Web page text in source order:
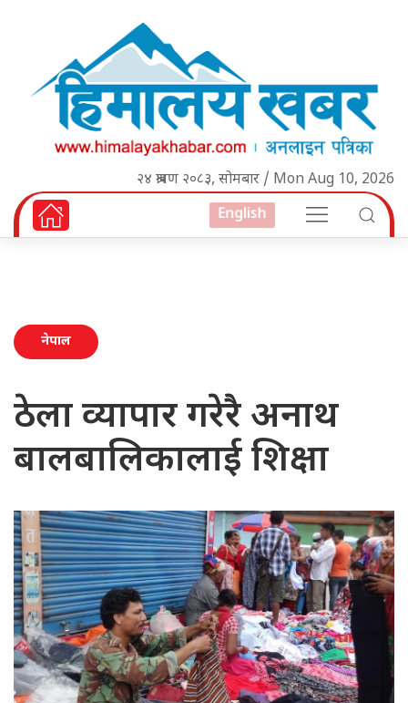
२४ श्रावण २०८३, सोमबार / Mon Aug 10, 2026
English
नेपाल
ठेला व्यापार गरेरै अनाथ
बालबालिकालाई शिक्षा